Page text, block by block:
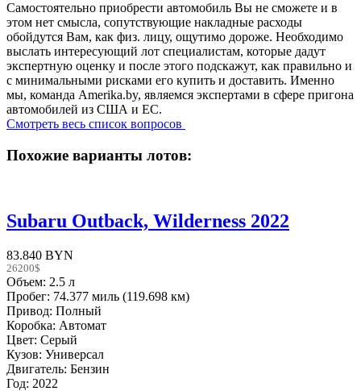
Самостоятельно приобрести автомобиль Вы не сможете и в
этом нет смысла, сопутствующие накладные расходы
обойдутся Вам, как физ. лицу, ощутимо дороже. Необходимо
выслать интересующий лот специалистам, которые дадут
экспертную оценку и после этого подскажут, как правильно и
с минимальными рисками его купить и доставить. Именно
мы, команда Amerika.by, являемся экспертами в сфере пригона
автомобилей из США и ЕС.
Смотреть весь список вопросов
Похожие варианты лотов:
Subaru Outback, Wilderness 2022
83.840 BYN
26200$
Объем: 2.5 л
Пробег: 74.377 миль (119.698 км)
Привод: Полный
Коробка: Автомат
Цвет: Серый
Кузов: Универсал
Двигатель: Бензин
Год: 2022